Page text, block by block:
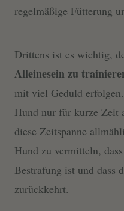
regelmäßige Fütterung
Drittens ist es wichtig,
Alleinesein zu
mit viel Geduld
Hund nur für kurze Zeit
diese Zeitspanne
Hund zu vermitteln,
Bestrafung ist und dass
zurückkehrt.